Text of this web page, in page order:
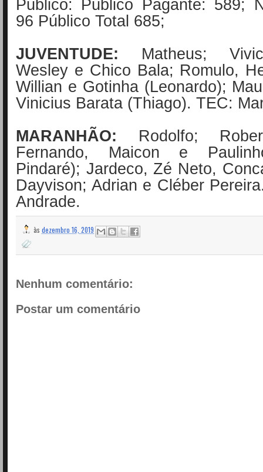
Público: Público Pagante: 589;
96 Público Total 685;
JUVENTUDE: Matheus;
Wesley e Chico Bala; Romulo,
Willian e Gotinha (Leonardo);
Vinicius Barata (Thiago). TEC:
MARANHÃO: Rodolfo;
Fernando, Maicon e
Pindaré); Jardeco, Zé Neto,
Dayvison; Adrian e Cléber
Andrade.
às dezembro 16, 2019
Nenhum comentário:
Postar um comentário